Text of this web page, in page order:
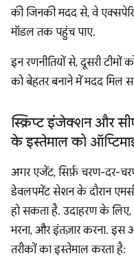
की जिनकी मदद से, वे
मॉडल तक पहुंच पाए.
इन रणनीतियों से, दूसरी
को बेहतर बनाने में मदद मिल
स्क्रिप्ट इंजेक्शन और
के इस्तेमाल को
अगर एजेंट, सिर्फ़ चरण-दर-
डेवलपमेंट सेशन के दौरान
हो सकता है. उदाहरण के
भरना, और इंतज़ार करना.
तरीकों का इस्तेमाल करता है: